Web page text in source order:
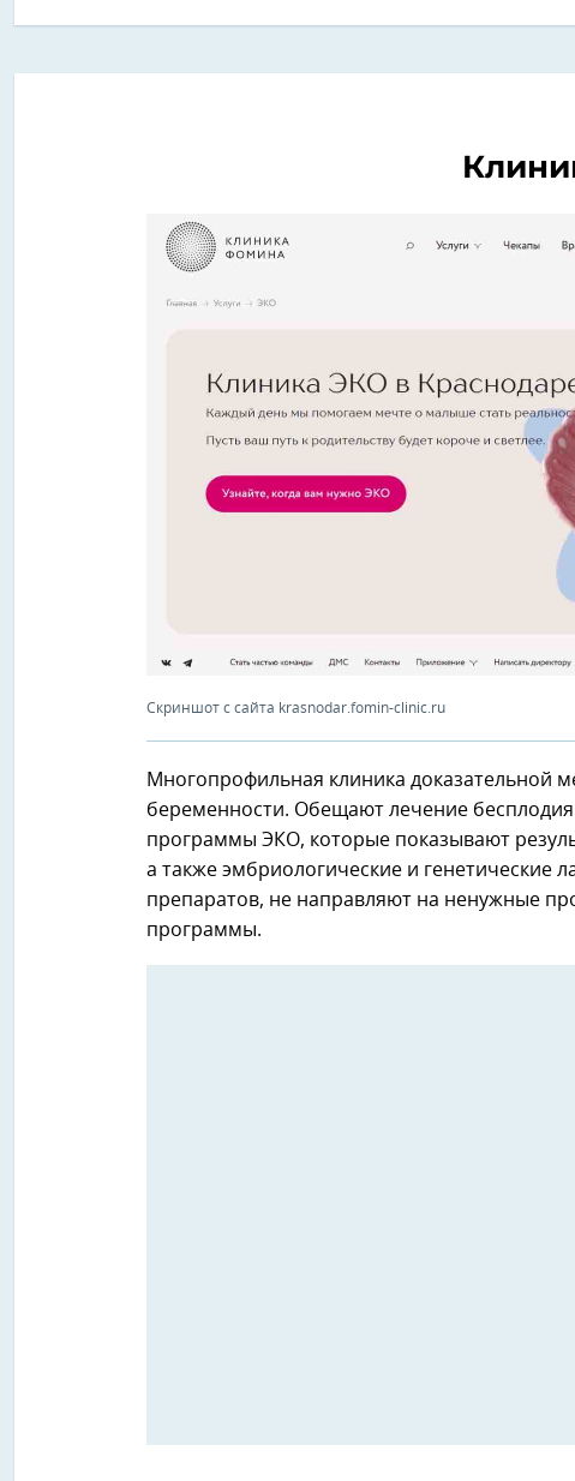
Скриншот с сайта krasnodar.fomin-clinic.ru
Многопрофильная клиника доказательной
беременности. Обещают лечение
программы ЭКО, которые показывают
а также эмбриологические и генетические
препаратов, не направляют на ненужные
программы.